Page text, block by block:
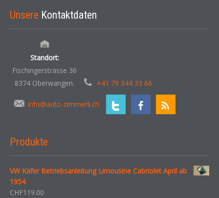
Unsere Kontaktdaten
Standort:
Fischingerstrasse 36
8374 Oberwangen.
+41 79 344 33 66
info@auto-zimmerli.ch
Produkte
VW Käfer Betriebsanleitung Limousine Cabriolet April ab
1954
CHF119.00